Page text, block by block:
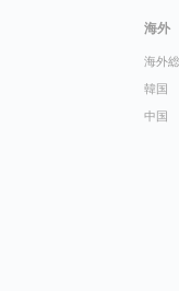
海外
海外
韓国
中国